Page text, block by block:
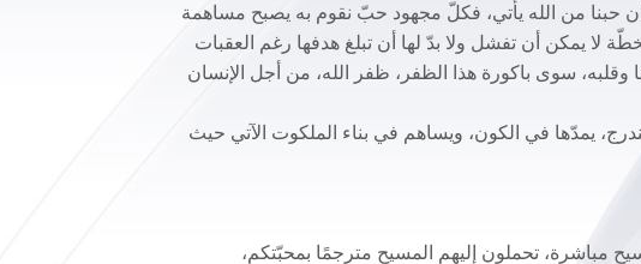
كان حبنا من الله يأتي، فكلّ مجهود حبّ نقوم به يصبح مساهمة
لا يمكن أن تفشل ولا بدّ لها أن تبلغ هدفها رغم العقبات
وقلبه، سوى باكورة هذا الظفر، ظفر الله، من أجل الإنسان
يمدّها في الكون، ويساهم في بناء الملكوت الآتي حيث
مباشرة، تحملون إليهم المسيح مترجمًا بمحبّتكم،